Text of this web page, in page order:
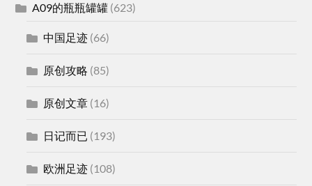
A09的瓶瓶罐罐 (623)
中国足迹 (66)
原创攻略 (85)
原创文章 (16)
日记而已 (193)
欧洲足迹 (108)